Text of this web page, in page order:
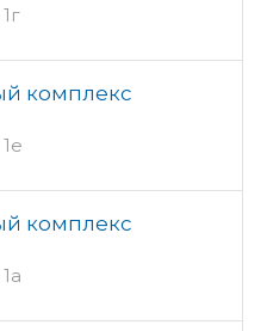
комплекс
комплекс